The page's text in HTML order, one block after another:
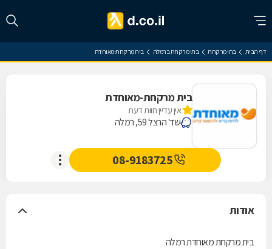
דף הבית בתי מרקחת בתי מרקחת ברמלה בית מרקחת-מאוחדת
בית מרקחת-מאוחדת
אין עדיין חוות דעת
שד' הרצל 59, רמלה
08-9183725
אודות
בית מרקחת מאוחדת רמלה